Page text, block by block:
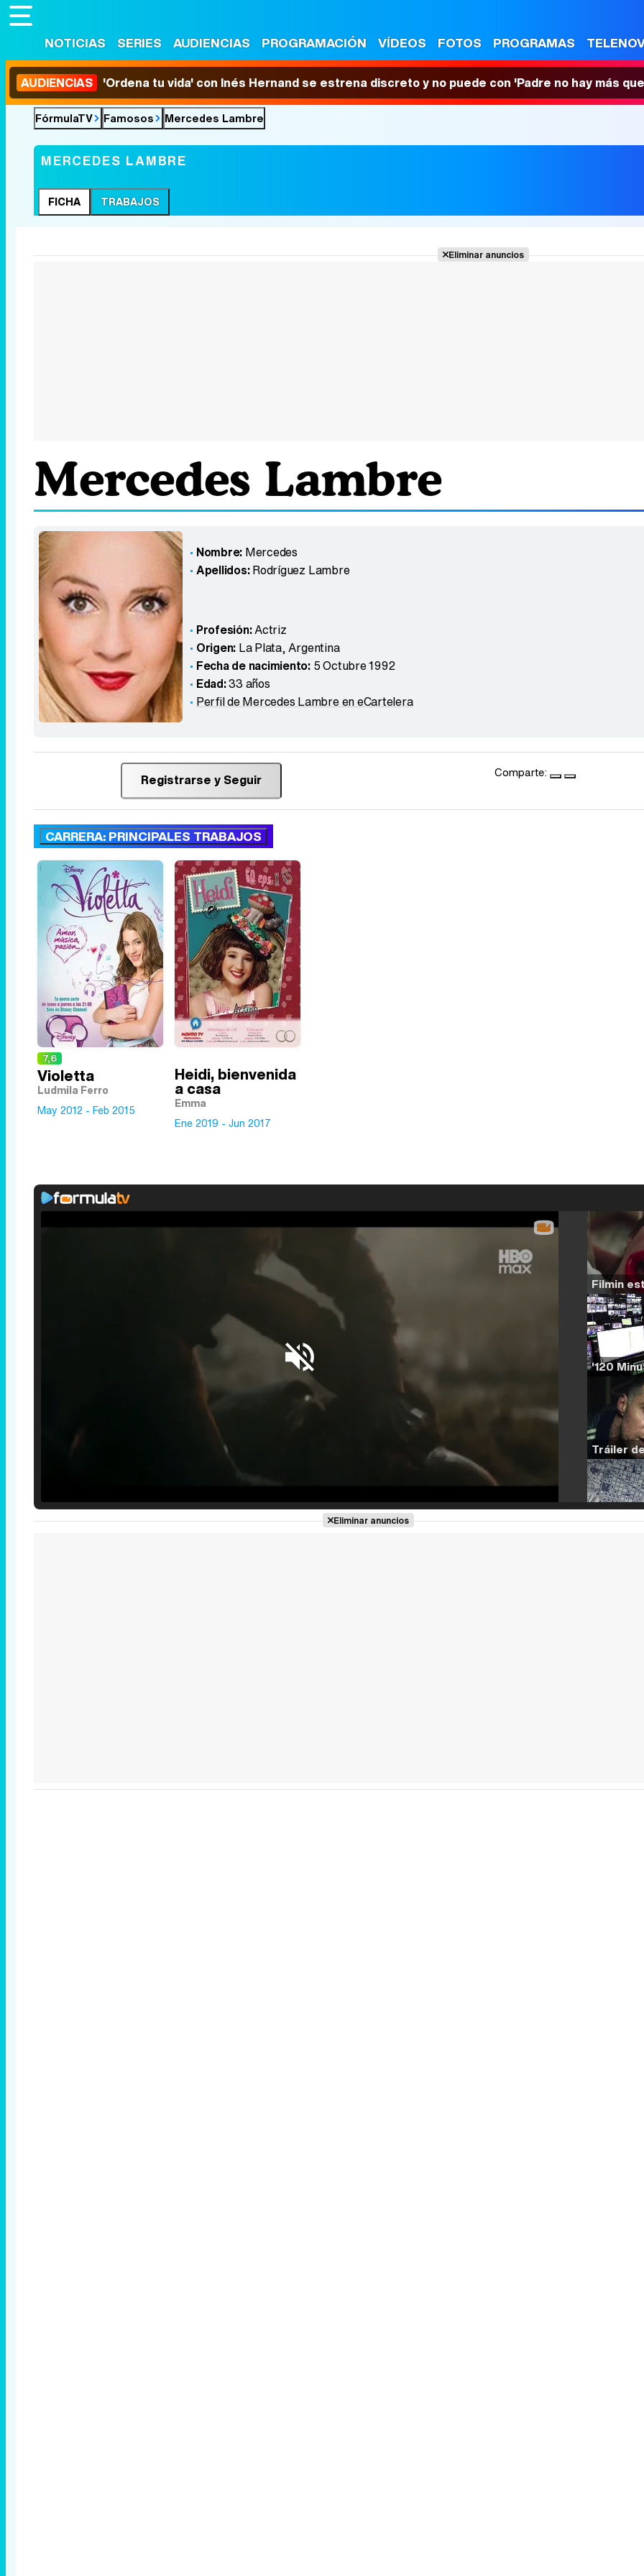
NOTICIAS SERIES AUDIENCIAS PROGRAMACIÓN VÍDEOS FOTOS PROGRAMAS
AUDIENCIAS 'Ordena tu vida' con Inés Hernand se estrena discreto y no puede con 'Padre no hay más
FórmulaTV Famosos Mercedes Lambre
MERCEDES LAMBRE
FICHA TRABAJOS
Eliminar anuncios
Mercedes Lambre
Nombre: Mercedes
Apellidos:Rodríguez Lambre
Profesión:Actriz
Origen: La Plata,Argentina
Fecha de nacimiento: 5 Octubre 1992
Edad:33 años
Perfil de Mercedes Lambre en eCartelera
Comparte:
Registrarse y Seguir
CARRERA: PRINCIPALES TRABAJOS
7,6
Violetta
Ludmila Ferro
May 2012 - Feb 2015
Heidi, bienvenida
a casa
Emma
Ene 2019 - Jun 2017
Eliminar anuncios